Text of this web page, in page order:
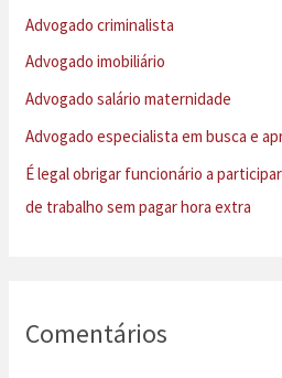
p
o
r
:
Advogado criminalista
Advogado imobiliário
Advogado salário maternidade
Advogado especialista em busca e
É legal obrigar funcionário a
de trabalho sem pagar hora extra
Comentários